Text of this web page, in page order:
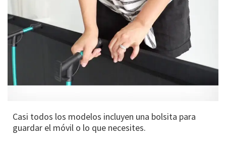
Casi todos los modelos incluyen una bolsita para
guardar el móvil o lo que necesites.